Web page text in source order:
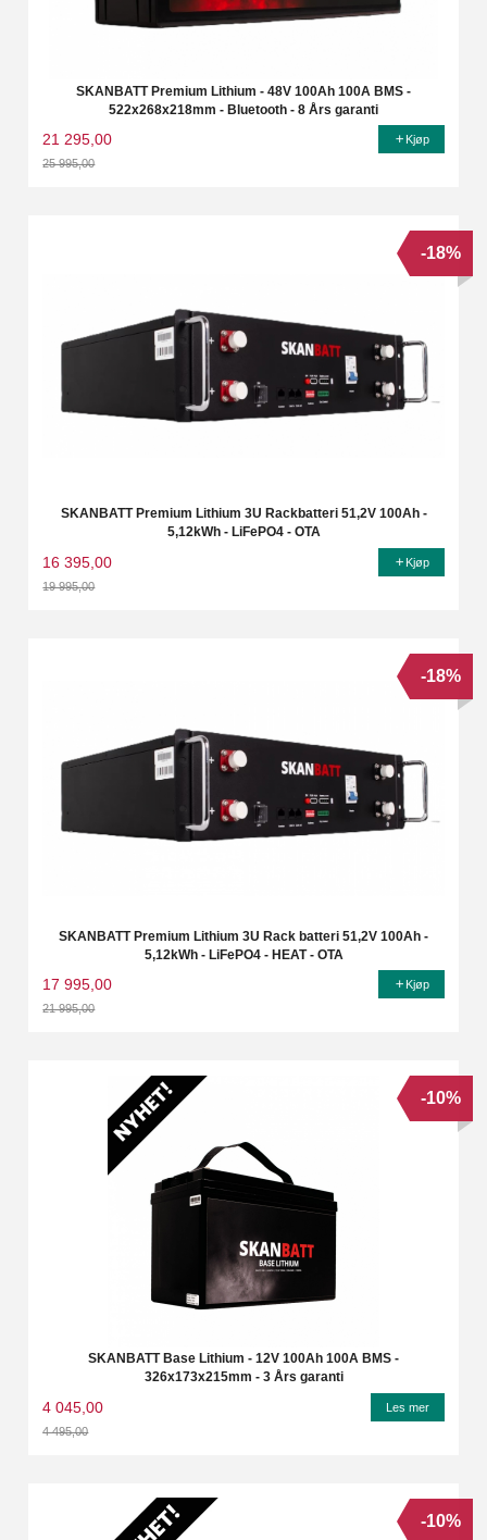
SKANBATT Premium Lithium - 48V 100Ah 100A BMS -
522x268x218mm - Bluetooth - 8 Års garanti
21 295,00
25 995,00
Kjøp
SKANBATT Premium Lithium 3U Rackbatteri 51,2V 100Ah -
5,12kWh - LiFePO4 - OTA
16 395,00
19 995,00
-18%
Kjøp
SKANBATT Premium Lithium 3U Rack batteri 51,2V 100Ah -
5,12kWh - LiFePO4 - HEAT - OTA
17 995,00
21 995,00
-18%
Kjøp
SKANBATT Base Lithium - 12V 100Ah 100A BMS -
326x173x215mm - 3 Års garanti
4 045,00
4 495,00
-10%
Les mer
-10%